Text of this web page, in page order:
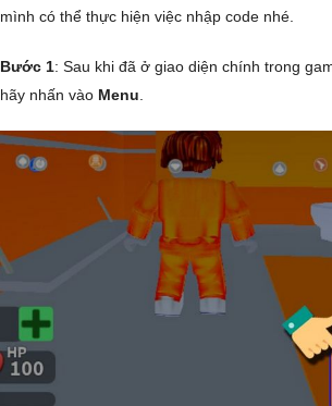
mình có thể thực hiện việc nhập code nhé.
Bước 1: Sau khi đã ở giao diện chính trong
hãy nhấn vào Menu